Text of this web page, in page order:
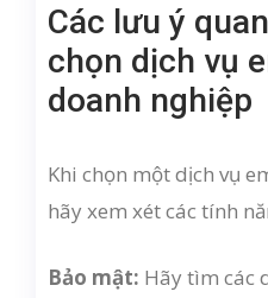
Các lưu ý
chọn dịch vụ
doanh nghiệp
Khi chọn một dịch vụ
hãy xem xét các tính
Bảo mật: Hãy tìm các